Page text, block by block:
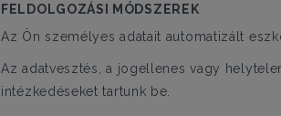
FELDOLGOZÁSI MÓDSZEREK
Az Ön személyes adatait automatizált
Az adatvesztés, a jogellenes vagy
intézkedéseket tartunk be.